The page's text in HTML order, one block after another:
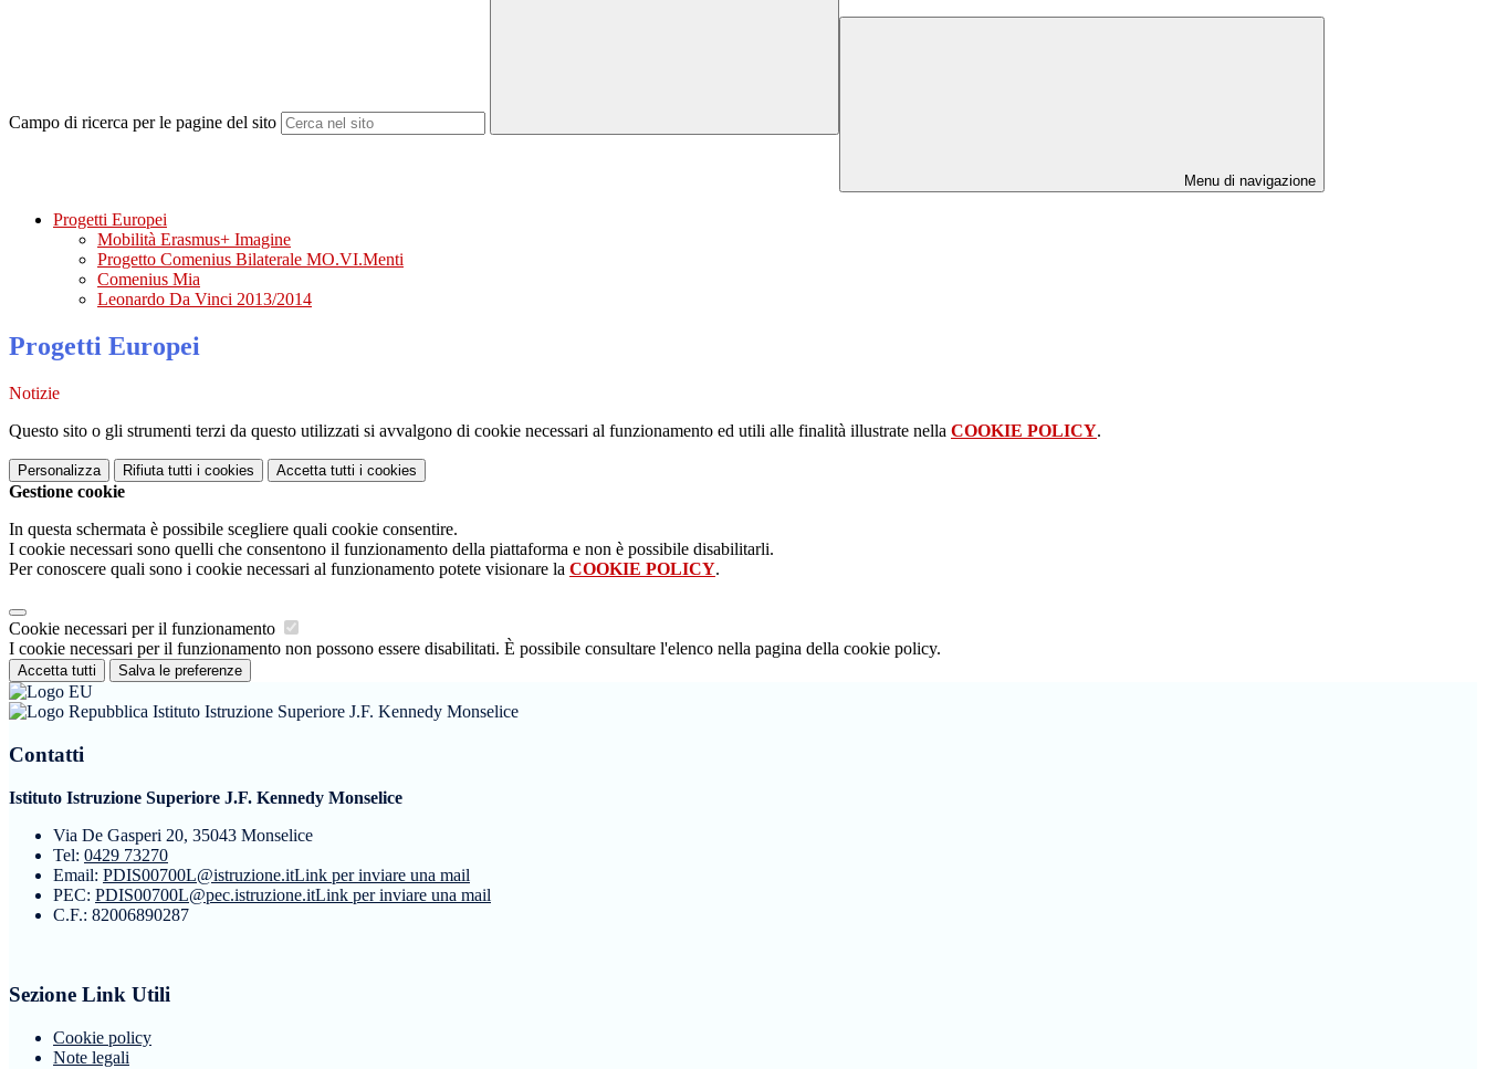
Campo di ricerca per le pagine del sito
Menu di navigazione
Progetti Europei
Mobilità Erasmus+ Imagine
Progetto Comenius Bilaterale MO.VI.Menti
Comenius Mia
Leonardo Da Vinci 2013/2014
Progetti Europei
Notizie
Questo sito o gli strumenti terzi da questo utilizzati si avvalgono di cookie necessari al funzionamento ed utili alle finalità illustrate nella COOKIE POLICY.
Personalizza Rifiuta tutti i cookies Accetta tutti i cookies
Gestione cookie
In questa schermata è possibile scegliere quali cookie consentire.
I cookie necessari sono quelli che consentono il funzionamento della piattaforma e non è possibile disabilitarli.
Per conoscere quali sono i cookie necessari al funzionamento potete visionare la COOKIE POLICY.
Cookie necessari per il funzionamento
I cookie necessari per il funzionamento non possono essere disabilitati. È possibile consultare l'elenco nella pagina della cookie policy.
Accetta tutti Salva le preferenze
Istituto Istruzione Superiore J.F. Kennedy Monselice
Contatti
Istituto Istruzione Superiore J.F. Kennedy Monselice
Via De Gasperi 20, 35043 Monselice
Tel: 0429 73270
Email: PDIS00700L@istruzione.itLink per inviare una mail
PEC: PDIS00700L@pec.istruzione.itLink per inviare una mail
C.F.: 82006890287
Sezione Link Utili
Cookie policy
Note legali